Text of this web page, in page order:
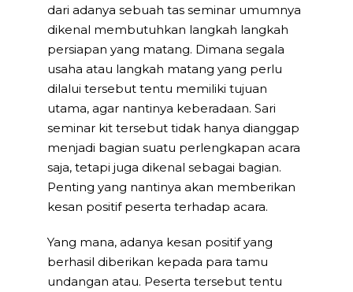
dari adanya sebuah tas seminar umumnya
dikenal membutuhkan langkah langkah
persiapan yang matang. Dimana segala
usaha atau langkah matang yang perlu
dilalui tersebut tentu memiliki tujuan
utama, agar nantinya keberadaan. Sari
seminar kit tersebut tidak hanya dianggap
menjadi bagian suatu perlengkapan acara
saja, tetapi juga dikenal sebagai bagian.
Penting yang nantinya akan memberikan
kesan positif peserta terhadap acara.
Yang mana, adanya kesan positif yang
berhasil diberikan kepada para tamu
undangan atau. Peserta tersebut tentu